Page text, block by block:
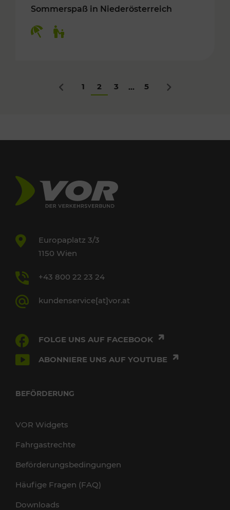
Sommerspaß in Niederösterreich
Zurück
1 2 3 ... 5 Nächstes
Europaplatz 3/3
1150 Wien
+43 800 22 23 24
kundenservice[at]vor.at
FOLGE UNS AUF FACEBOOK
ABONNIERE UNS AUF YOUTUBE
BEFÖRDERUNG
VOR Widgets
Fahrgastrechte
Beförderungsbedingungen
Häufige Fragen (FAQ)
Downloads